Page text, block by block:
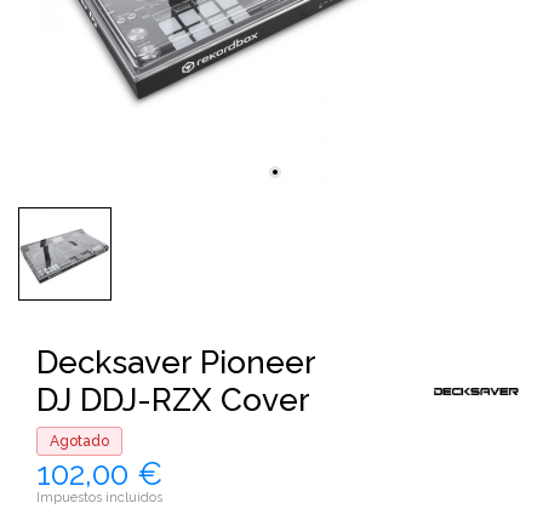
Decksaver Pioneer
DJ DDJ-RZX Cover
Agotado
102,00 €
Impuestos incluidos